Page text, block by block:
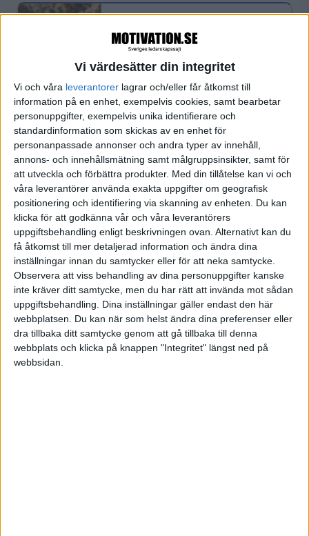
Vi värdesätter din integritet
Vi och våra leverantorer lagrar och/eller får åtkomst till
information på en enhet, exempelvis cookies, samt bearbetar
personuppgifter, exempelvis unika identifierare och
standardinformation som skickas av en enhet för
personanpassade annonser och andra typer av innehåll,
annons- och innehållsmätning samt målgruppsinsikter, samt för
att utveckla och förbättra produkter. Med din tillåtelse kan vi och
våra leverantörer använda exakta uppgifter om geografisk
positionering och identifiering via skanning av enheten. Du kan
klicka för att godkänna vår och våra leverantörers
uppgiftsbehandling enligt beskrivningen ovan. Alternativt kan du
få åtkomst till mer detaljerad information och ändra dina
inställningar innan du samtycker eller för att neka samtycke.
Observera att viss behandling av dina personuppgifter kanske
inte kräver ditt samtycke, men du har rätt att invända mot sådan
uppgiftsbehandling. Dina inställningar gäller endast den här
webbplatsen. Du kan när som helst ändra dina preferenser eller
dra tillbaka ditt samtycke genom att gå tillbaka till denna
webbplats och klicka på knappen "Integritet" längst ned på
webbsidan.
KARRIÄR·Einar Wiman
Ett nytt livsskede? Så
hanterar du
Så lär man sig att hantera svåra
förändringar.
KARRIÄR·Einar Wiman
Dags för ett karriärbyte?
Att byta karriär är en krävande
utmaning, men är ofta värt
besväret.
KARRIÄR·Einar Wiman
Förnya din karriär – inom
organisationen
Att byta jobb inom företaget är ett